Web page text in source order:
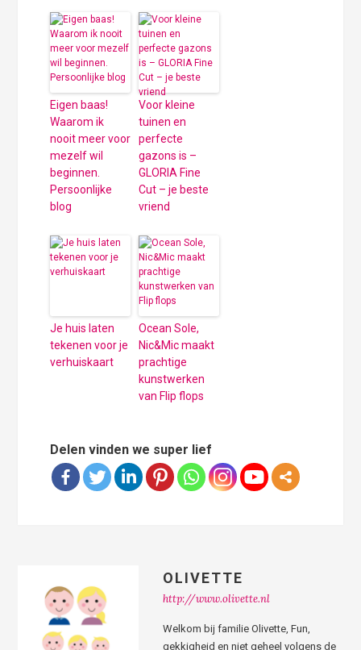
Eigen baas!
Waarom ik
nooit meer voor
mezelf wil
beginnen.
Persoonlijke
blog
Voor kleine
tuinen en
perfecte
gazons is –
GLORIA Fine
Cut – je beste
vriend
Je huis laten
tekenen voor je
verhuiskaart
Ocean Sole,
Nic&Mic maakt
prachtige
kunstwerken
van Flip flops
Delen vinden we super lief
OLIVETTE
http://www.olivette.nl
Welkom bij familie Olivette, Fun,
gekkigheid en niet geheel volgens de